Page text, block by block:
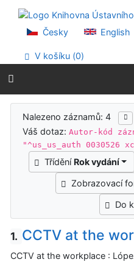
Přejít na menu
Prohlášení o webové
Česky English
V košíku (0)
Výsledky
Nalezeno záznamů: 4
Váš dotaz:Autor-kód
"^us_us_auth 0030526
Třídění Rok vydání
Zobrazovací
Do
1. CCTV at the
CCTV at the workplace :